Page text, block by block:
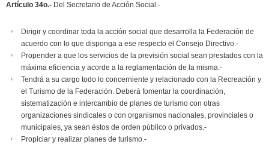
Artículo 34o.- Del Secretario de Acción Social.-
Dirigir y coordinar toda la acción social que desarrolla la Federación de
acuerdo con lo que disponga a ese respecto el Consejo Directivo.-
Propender a que los servicios de la previsión social sean prestados con la
máxima eficiencia y acorde a la reglamentación de la misma.-
Tendrá a su cargo todo lo concerniente y relacionado con la Recreación y
el Turismo de la Federación. Deberá fomentar la coordinación,
sistematización e intercambio de planes de turismo con otras
organizaciones sindicales o con organismos nacionales, provinciales o
municipales, ya sean éstos de orden público o privados.-
Propiciar y realizar planes de turismo.-